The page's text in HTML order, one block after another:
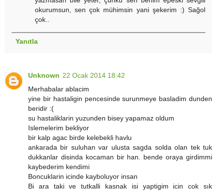
okurumsun, sen çok mühimsin yani şekerim :) Sağol
çok..
Yanıtla
Unknown 22 Ocak 2014 18:42
Merhabalar ablacim
yine bir hastaligin pencesinde surunmeye basladim dunden
beridir :(
su hastaliklarin yuzunden bisey yapamaz oldum
Islemelerim bekliyor
bir kalp agac birde kelebekli havlu
ankarada bir suluhan var ulusta sagda solda olan tek tuk
dukkanlar disinda kocaman bir han. bende oraya girdimmi
kaybederim kendimi
Boncuklarin icinde kayboluyor insan
Bi ara taki ve tutkalli kasnak isi yaptigim icin cok sık